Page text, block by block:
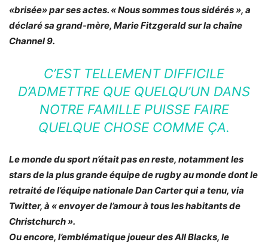
«brisée»par ses actes. «Nous sommes tous sidérés», a
déclaré sa grand-mère, Marie Fitzgerald sur la chaîne
Channel 9.
C’EST TELLEMENT DIFFICILE
D’ADMETTRE QUE QUELQU’UN DANS
NOTRE FAMILLE PUISSE FAIRE
QUELQUE CHOSE COMME ÇA.
Le monde du sport n’était pas en reste, notamment les
stars de la plus grande équipe de rugby au monde dont le
retraité de l’équipe nationale Dan Carter qui a tenu, via
Twitter, à «envoyer de l’amour à tous les habitants de
Christchurch».
Ou encore, l’emblématique joueur des All Blacks, le